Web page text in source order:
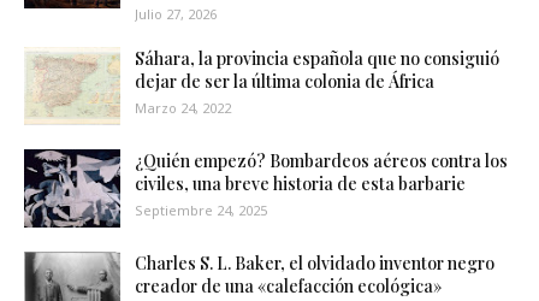
Julio 27, 2026
Sáhara, la provincia española que no consiguió
dejar de ser la última colonia de África
Marzo 24, 2022
¿Quién empezó? Bombardeos aéreos contra los
civiles, una breve historia de esta barbarie
Septiembre 24, 2025
Charles S. L. Baker, el olvidado inventor negro
creador de una «calefacción ecológica»